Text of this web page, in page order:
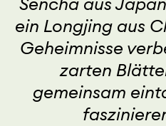
ein Longjing aus
Geheimnisse
zarten
gemeinsam